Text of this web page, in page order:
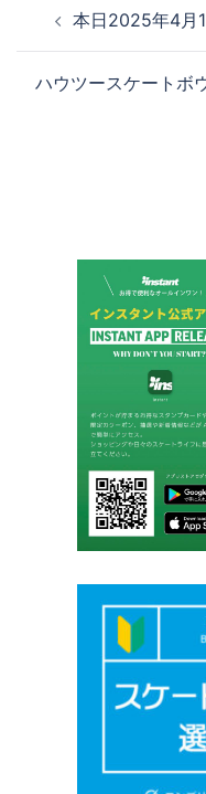
ビ
本日2025年4月
ハウツースケートボ